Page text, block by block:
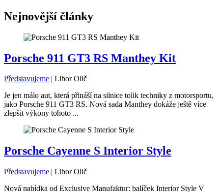
Nejnovější články
Porsche 911 GT3 RS Manthey Kit
Představujeme | Libor Olič
Je jen málo aut, která přináší na silnice tolik techniky z motorsportu,
jako Porsche 911 GT3 RS. Nová sada Manthey dokáže ještě více
zlepšit výkony tohoto ...
Porsche Cayenne S Interior Style
Představujeme | Libor Olič
Nová nabídka od Exclusive Manufaktur: balíček Interior Style V